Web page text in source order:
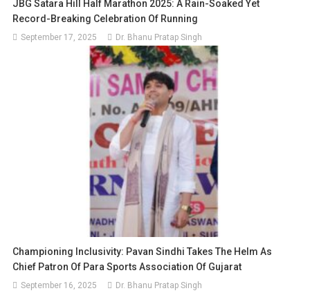
JBG Satara Hill Half Marathon 2025: A Rain-Soaked Yet
Record-Breaking Celebration Of Running
September 17, 2025 Dr. Bhanu Pratap Singh
Championing Inclusivity: Pavan Sindhi Takes The Helm As
Chief Patron Of Para Sports Association Of Gujarat
September 16, 2025 Dr. Bhanu Pratap Singh